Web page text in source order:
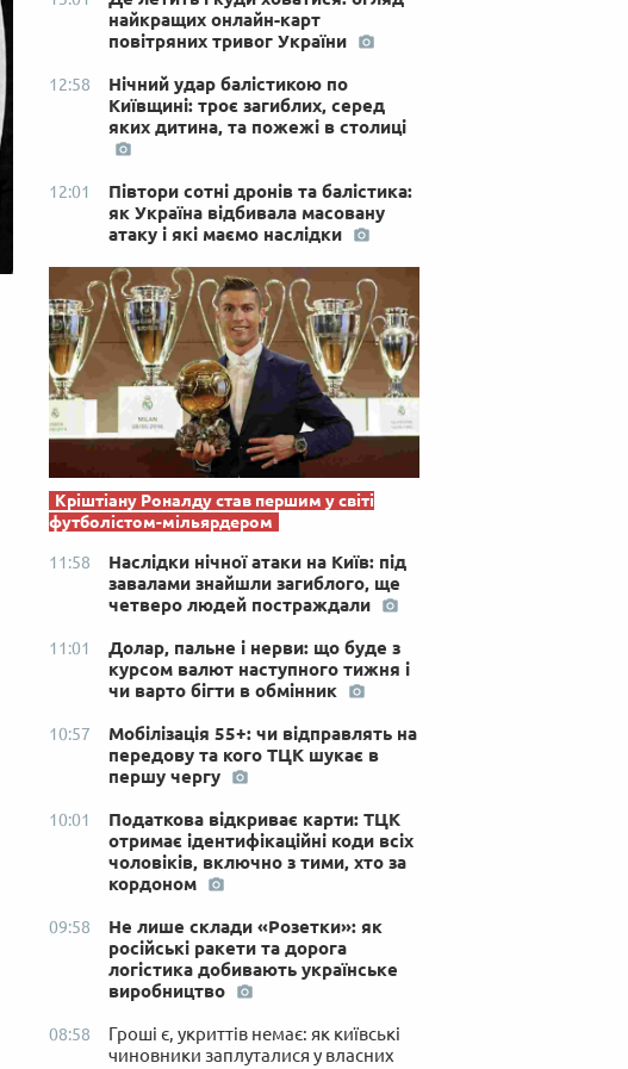
найкращих онлайн-карт
повітряних тривог України
12:58
Нічний удар балістикою по
Київщині: троє загиблих, серед
яких дитина, та пожежі в столиці
12:01
Півтори сотні дронів та балістика:
як Україна відбивала масовану
атаку і які маємо наслідки
Кріштіану Роналду став першим у світі
футболістом-мільярдером
11:58
Наслідки нічної атаки на Київ: під
завалами знайшли загиблого, ще
четверо людей постраждали
11:01
Долар, пальне і нерви: що буде з
курсом валют наступного тижня і
чи варто бігти в обмінник
10:57
Мобілізація 55+: чи відправлять на
передову та кого ТЦК шукає в
першу чергу
10:01
Податкова відкриває карти: ТЦК
отримає ідентифікаційні коди всіх
чоловіків, включно з тими, хто за
кордоном
09:58
Не лише склади «Розетки»: як
російські ракети та дорога
логістика добивають українське
виробництво
08:58
Гроші є, укриттів немає: як київські
чиновники заплуталися у власних